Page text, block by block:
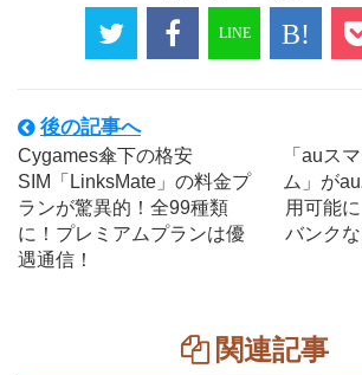
後の記事へ
Cygames傘下の格安
SIM「LinksMate」の料金プ
ランが驚異的！全99種類
に！プレミアムプランは優
遇通信！
「auス
ム」が
用可能
バンク
関連記事